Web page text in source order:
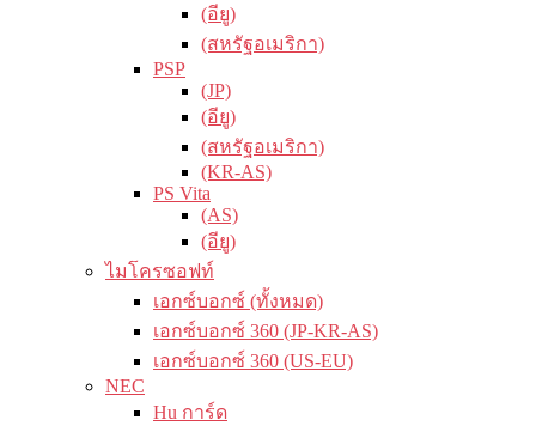
(อียู)
(สหรัฐอเมริกา)
PSP
(JP)
(อียู)
(สหรัฐอเมริกา)
(KR-AS)
PS Vita
(AS)
(อียู)
ไมโครซอฟท์
เอกซ์บอกซ์ (ทั้งหมด)
เอกซ์บอกซ์ 360 (JP-KR-AS)
เอกซ์บอกซ์ 360 (US-EU)
NEC
Hu การ์ด